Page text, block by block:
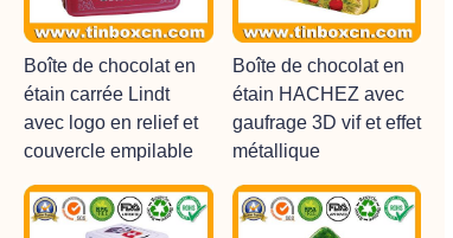
Boîte de chocolat en
étain carrée Lindt
avec logo en relief et
couvercle empilable
Boîte de chocolat en
étain HACHEZ avec
gaufrage 3D vif et effet
métallique